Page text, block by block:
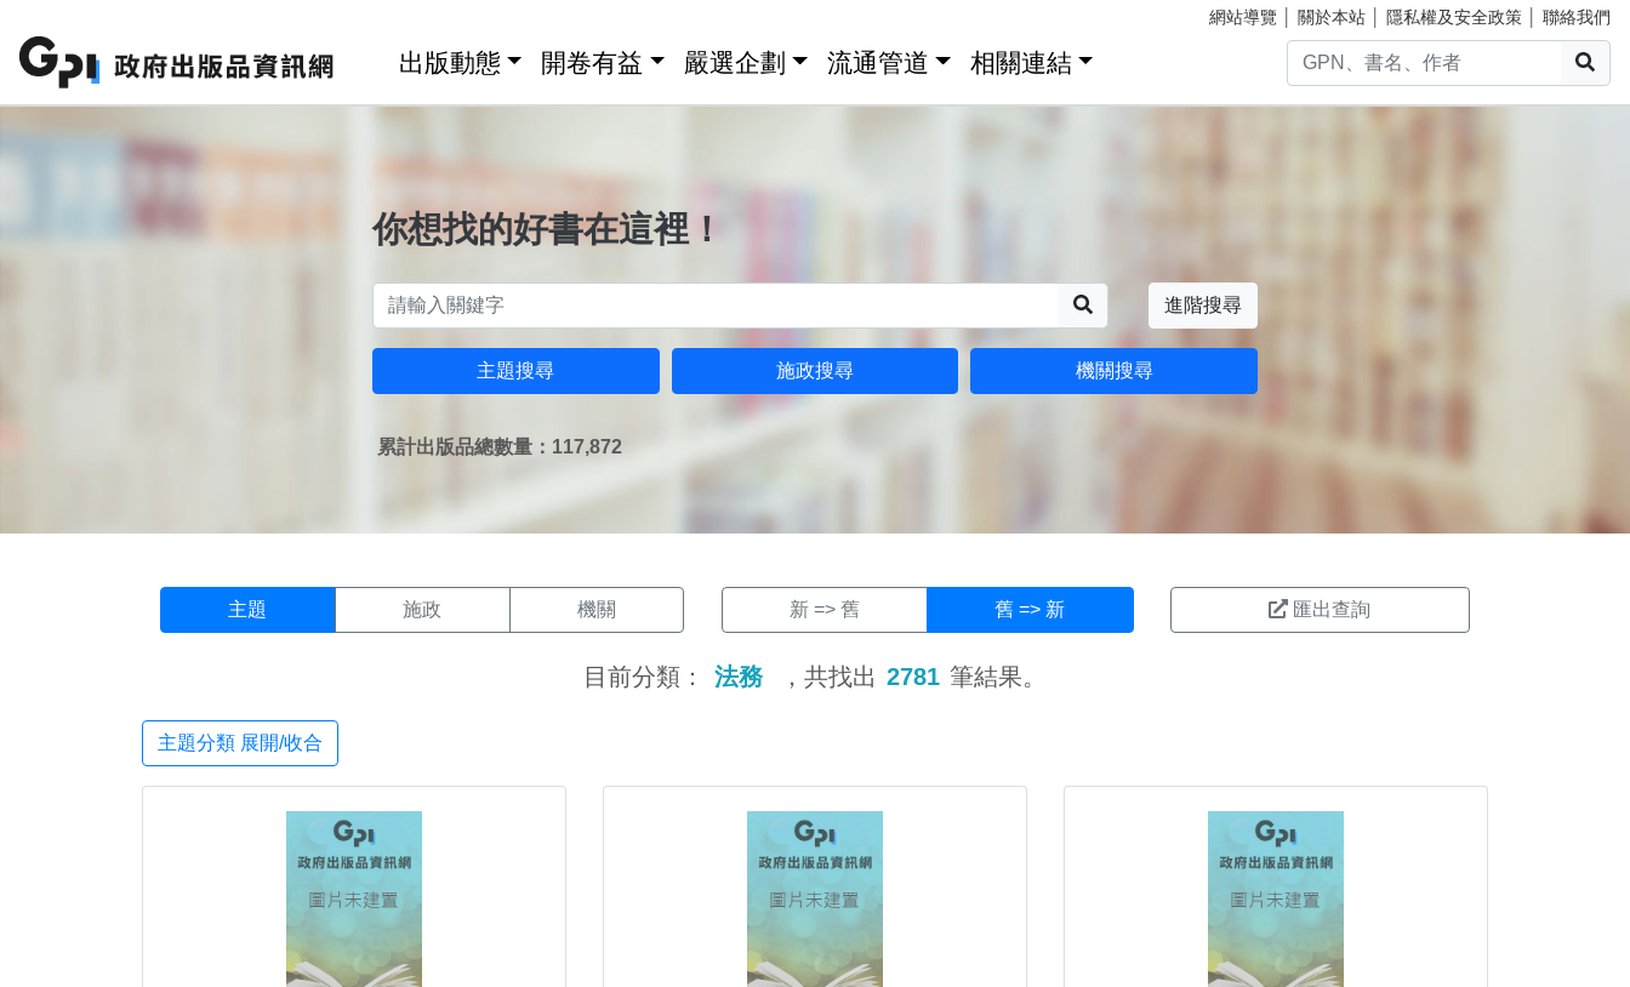
網站導覽 關於本站 隱私權及安全政策 聯絡我們
出版動態 開卷有益 嚴選企劃 流通管道 相關連結
你想找的好書在這裡！
進階搜尋
主題搜尋 施政搜尋 機關搜尋
累計出版品總數量：117,872
主題 施政 機關 新 => 舊 舊 => 新 匯出查詢
目前分類： 法務 ，共找出 2781 筆結果。
主題分類 展開/收合